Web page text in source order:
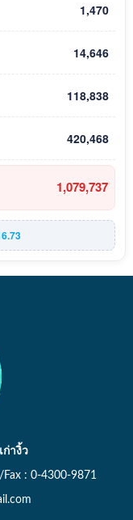
1,470
14,646
118,838
420,468
1,079,737
างิ้ว
: 0-4300-9871